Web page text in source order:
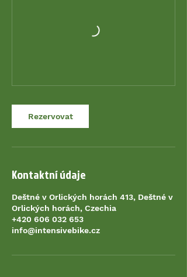
Rezervovat
Kontaktní údaje
Deštné v Orlických horách 413, Deštné v
Orlických horách, Czechia
+420 606 032 653
info@intensivebike.cz